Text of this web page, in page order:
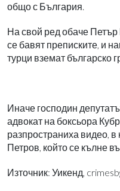
общо с България.
На свой ред обаче
се бавят преписките, и
турци вземат българско
Иначе господин
адвокат на боксьора
разпространиха видео,
Петров, който се кълне
Източник: Уикенд,